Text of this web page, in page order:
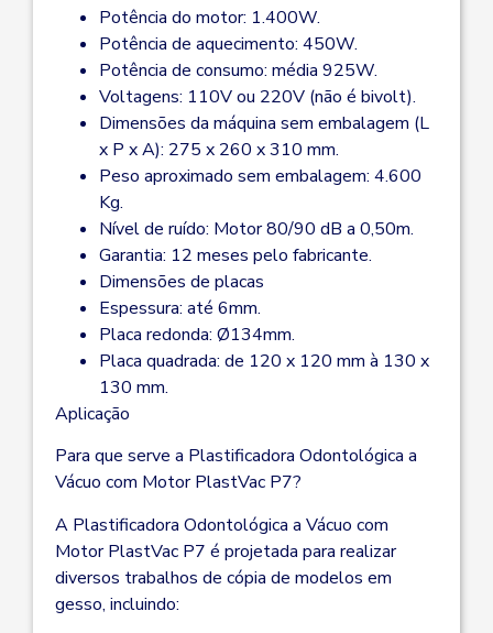
Potência do motor: 1.400W.
Potência de aquecimento: 450W.
Potência de consumo: média 925W.
Voltagens: 110V ou 220V (não é bivolt).
Dimensões da máquina sem embalagem (L
x P x A): 275 x 260 x 310 mm.
Peso aproximado sem embalagem: 4.600
Kg.
Nível de ruído: Motor 80/90 dB a 0,50m.
Garantia: 12 meses pelo fabricante.
Dimensões de placas
Espessura: até 6mm.
Placa redonda: Ø134mm.
Placa quadrada: de 120 x 120 mm à 130 x
130 mm.
Aplicação
Para que serve a Plastificadora Odontológica a
Vácuo com Motor PlastVac P7?
A Plastificadora Odontológica a Vácuo com
Motor PlastVac P7 é projetada para realizar
diversos trabalhos de cópia de modelos em
gesso, incluindo: